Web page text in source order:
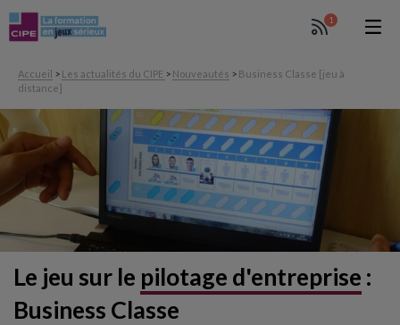
1
Accueil > Les actualités du CIPE > Nouveautés > Business Classe [jeu à
distance]
Le jeu sur le pilotage d'entreprise :
Business Classe